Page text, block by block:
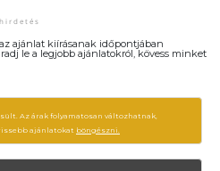
ajánlat kiírásanak időpontjában
le a legjobb ajánlatokról, kövess minket
Az árak folyamatosan változhatnak,
ajánlatokat böngészni.